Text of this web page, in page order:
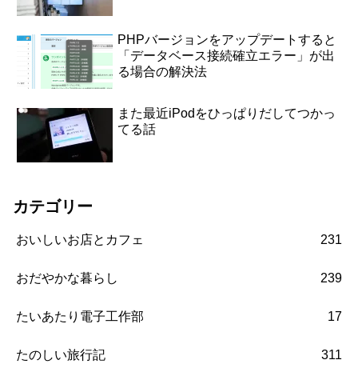
PHPバージョンをアップデートすると
「データベース接続確立エラー」が出
る場合の解決法
また最近iPodをひっぱりだしてつかっ
てる話
カテゴリー
おいしいお店とカフェ 231
おだやかな暮らし 239
たいあたり電子工作部 17
たのしい旅行記 311